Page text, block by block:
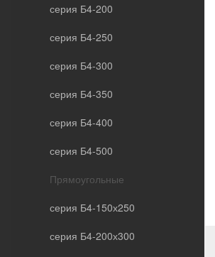
серия Б4-200
серия Б4-250
серия Б4-300
серия Б4-350
серия Б4-400
серия Б4-500
Прямоугольные
серия Б4-150х250
серия Б4-200х300